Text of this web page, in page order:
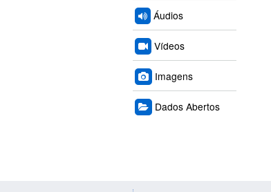
Áudios
Vídeos
Imagens
Dados Abertos